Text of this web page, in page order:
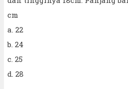
cm
a. 22
b. 24
c. 25
d. 28